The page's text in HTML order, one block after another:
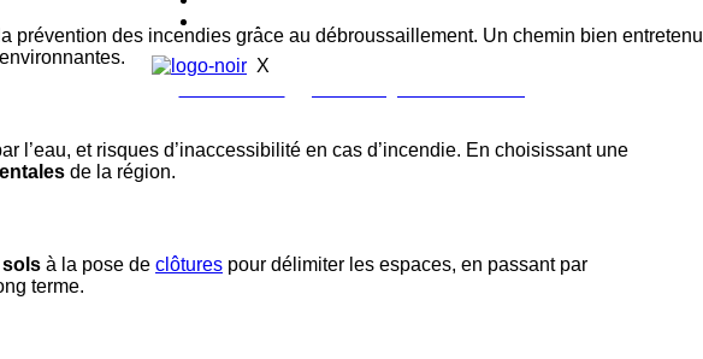
ACTUALITÉS
X
prévention des incendies grâce au débroussaillement. Un chemin bien entretenu
l’eau, et risques d’inaccessibilité en cas d’incendie. En choisissant une
de la région.
à la pose de clôtures pour délimiter les espaces, en passant par
terme.